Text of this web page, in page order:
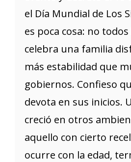
el Día Mundial de Los
es poca cosa: no
celebra una familia
más estabilidad que
gobiernos. Confieso
devota en sus inicios.
creció en otros
aquello con cierto
ocurre con la edad,